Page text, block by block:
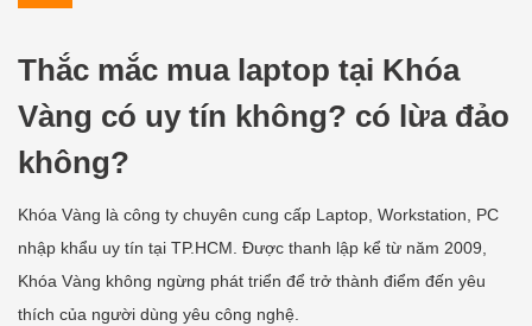
Thắc mắc mua laptop tại Khóa
Vàng có uy tín không? có lừa đảo
không?
Khóa Vàng là công ty chuyên cung cấp Laptop, Workstation, PC
nhập khẩu uy tín tại TP.HCM. Được thanh lập kể từ năm 2009,
Khóa Vàng không ngừng phát triển để trở thành điểm đến yêu
thích của người dùng yêu công nghệ.